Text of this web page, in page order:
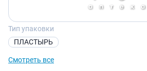
Тип упаковки
ПЛАСТЫРЬ
Смотреть все